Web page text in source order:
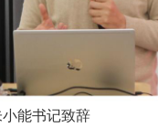
能书记致辞